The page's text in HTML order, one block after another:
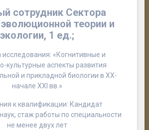
сотрудник Сектора
теории и
экологии, 1 ед.;
исследования: «Когнитивные и
культурные аспекты развития
и прикладной биологии в XX-
начале ХХI вв.»
к квалификации: Кандидат
стаж работы по специальности
не менее двух лет